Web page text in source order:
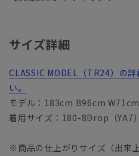
サイズ詳細
CLASSIC MODEL（TR24）の
い。
モデル：183cm B96cm
着用サイズ：180-8Drop（YA7）
※商品の仕上がりサイズ（出来